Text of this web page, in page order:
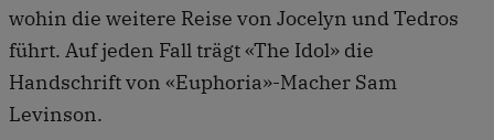
wohin die weitere Reise von Jocelyn und Tedros
führt. Auf jeden Fall trägt «The Idol» die
Handschrift von «Euphoria»-Macher Sam
Levinson.